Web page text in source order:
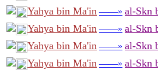
Yahya bin Ma'in ——» al-Skn
Yahya bin Ma'in ——» al-Skn
Yahya bin Ma'in ——» al-Skn
Yahya bin Ma'in ——» al-Skn